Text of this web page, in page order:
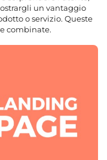
un vantaggio
o servizio. Queste
combinate.